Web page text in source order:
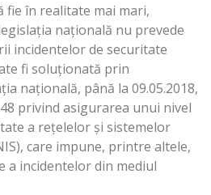
fie în realitate mai mari,
națională nu prevede
incidentelor de securitate
fi soluţionată prin
naţională, până la 09.05.2018,
privind asigurarea unui nivel
a reţelelor şi sistemelor
care impune, printre altele,
a incidentelor din mediul